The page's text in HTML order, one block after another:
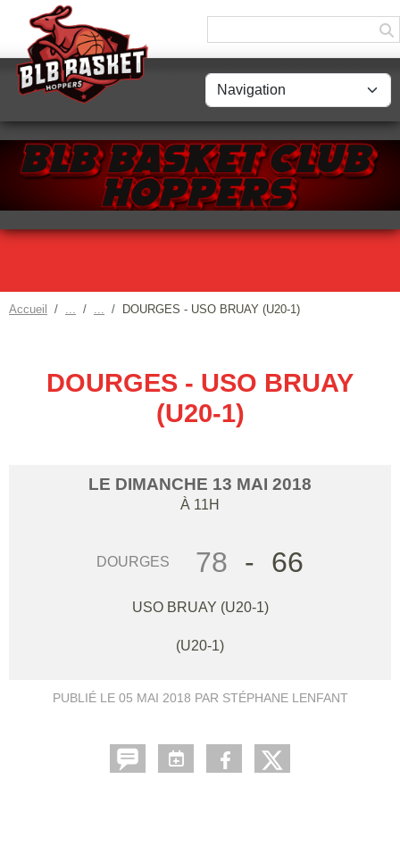
Accueil DOURGES - USO BRUAY (U20-1)
DOURGES - USO BRUAY
(U20-1)
LE DIMANCHE 13 MAI 2018
À 11H
DOURGES 78 - 66
USO BRUAY (U20-1)
(U20-1)
PUBLIÉ LE 05 MAI 2018 PAR STÉPHANE LENFANT
Panneau de gestion des cookies